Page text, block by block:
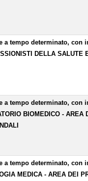
tempo determinato, con
DELLA SALUTE
tempo determinato, con
BIOMEDICO - AREA
tempo determinato, con
MEDICA - AREA DEI